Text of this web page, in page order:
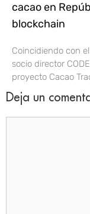
cacao en
blockchain
Coincidiendo con
socio director
proyecto Cacao
Deja un